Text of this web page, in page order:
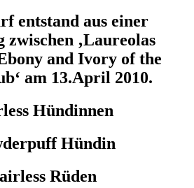
entstand aus einer
zwischen ‚Laureolas
and Ivory of the
am 13.April 2010.
Hündinnen
Hündin
Rüden